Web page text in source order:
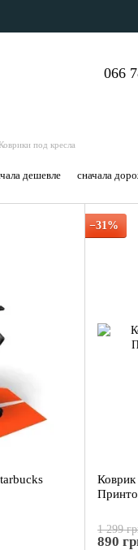
066
Коврики под кресла
дешевле сначала
−31%
1 299
890